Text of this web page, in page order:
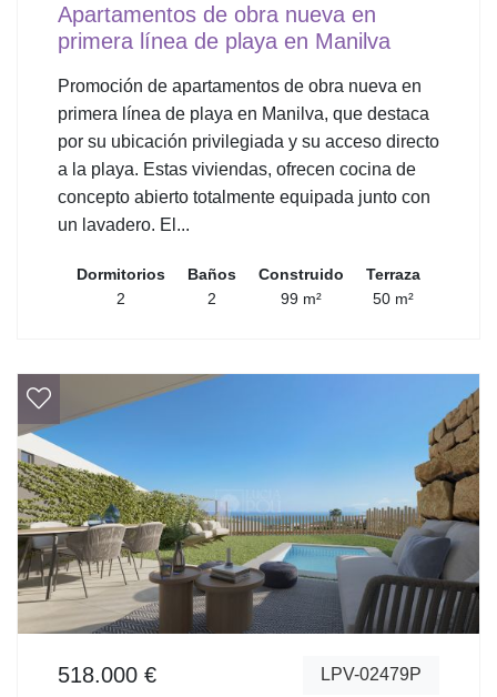
Apartamentos de obra nueva en
primera línea de playa en Manilva
Promoción de apartamentos de obra nueva en
primera línea de playa en Manilva, que destaca
por su ubicación privilegiada y su acceso directo
a la playa. Estas viviendas, ofrecen cocina de
concepto abierto totalmente equipada junto con
un lavadero. El...
Dormitorios
2
Baños
2
Construido
99 m²
Terraza
50 m²
518.000 € LPV-02479P